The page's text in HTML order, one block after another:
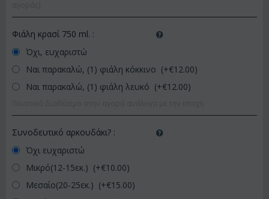
Φιάλη κρασί 750 ml. :
Όχι, ευχαριστώ
Ναι παρακαλώ, (1) φιάλη κόκκινο (+€12.00)
Ναι παρακαλώ, (1) φιάλη λευκό (+€12.00)
Συνοδευτικό αρκουδάκι? :
Όχι ευχαριστώ
Μικρό(12-15εκ.) (+€10.00)
Μεσαίο(20-25εκ.) (+€15.00)